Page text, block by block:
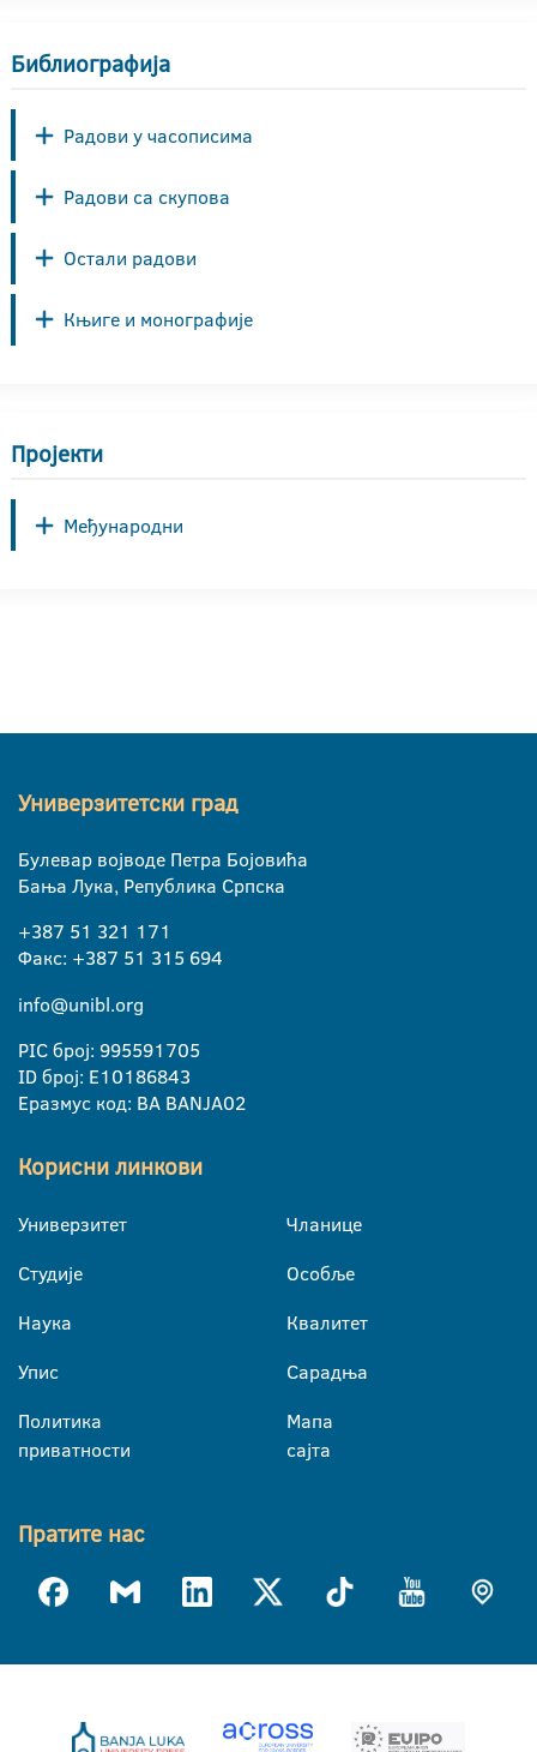
Библиографија
Радови у часописима
Радови са скупова
Остали радови
Књиге и монографије
Пројекти
Међународни
Универзитетски град
Булевар војводе Петра Бојовића
Бања Лука, Република Српска
+387 51 321 171
Факс: +387 51 315 694
info@unibl.org
PIC број: 995591705
ID број: E10186843
Еразмус код: BA BANJA02
Корисни линкови
Универзитет
Студије
Наука
Упис
Политика
приватности
Чланице
Особље
Квалитет
Сарадња
Мапа
сајта
Пратите нас